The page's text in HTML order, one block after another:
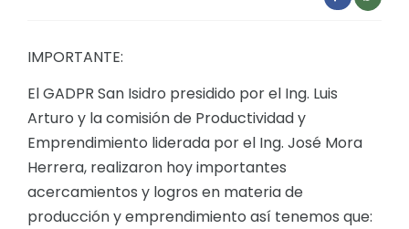
Ejecución Presupuestaria
Obras y proyectos
IMPORTANTE:
El GADPR San Isidro presidido por el Ing. Luis
Arturo y la comisión de Productividad y
Emprendimiento liderada por el Ing. José Mora
Herrera, realizaron hoy importantes
acercamientos y logros en materia de
producción y emprendimiento así tenemos que: